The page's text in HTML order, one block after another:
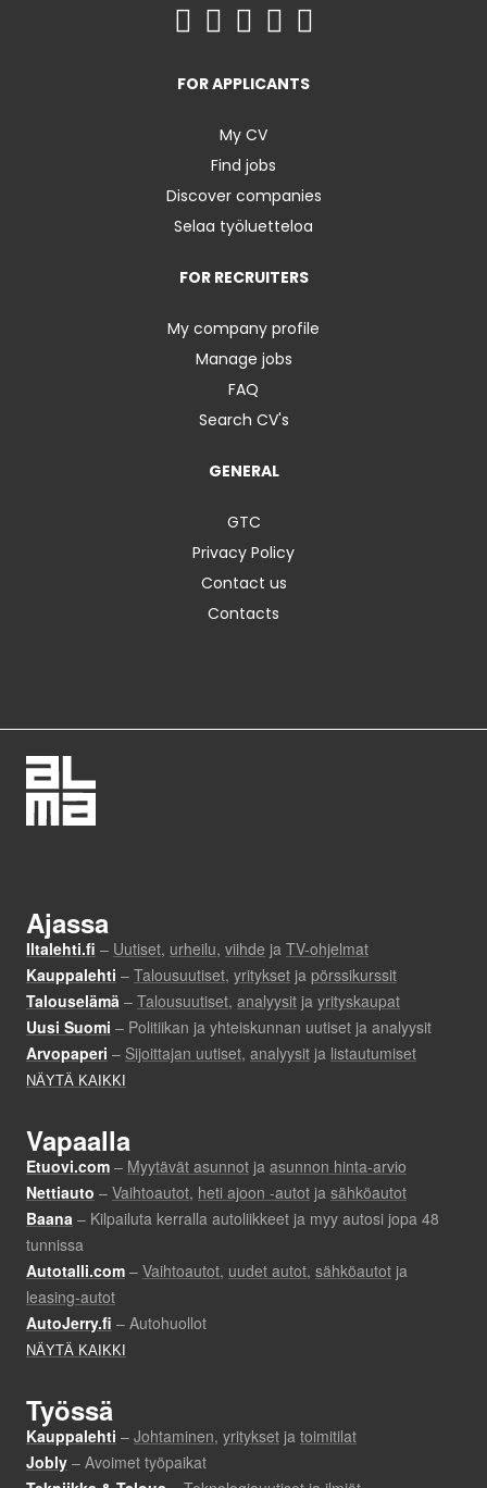
FOR APPLICANTS
My CV
Find jobs
Discover companies
Selaa työluetteloa
FOR RECRUITERS
My company profile
Manage jobs
FAQ
Search CV's
GENERAL
GTC
Privacy Policy
Contact us
Contacts